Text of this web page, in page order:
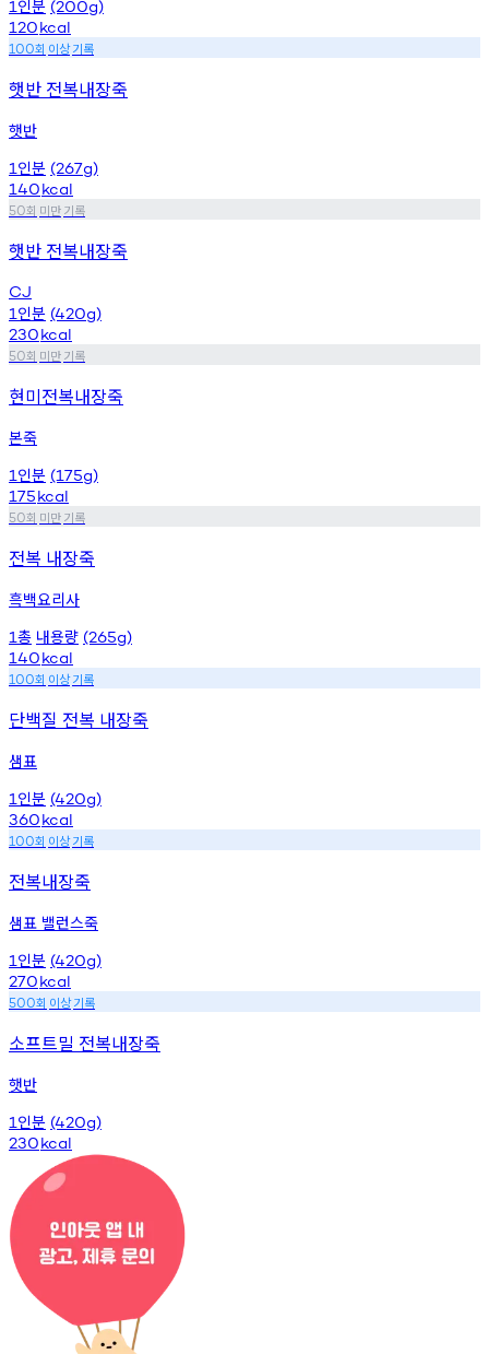
1 인분 (200g)
120kcal
100회 이상기록
햇반 전복내장죽
햇반
1 인분 (267g)
140kcal
50회 미만기록
햇반 전복내장죽
CJ
1 인분 (420g)
230kcal
50회 미만기록
현미전복내장죽
본죽
1 인분 (175g)
175kcal
50회 미만기록
전복 내장죽
흑백요리사
1총 내용량 (265g)
140kcal
100회 이상기록
단백질 전복 내장죽
샘표
1 인분 (420g)
360kcal
100회 이상기록
전복내장죽
샘표 밸런스죽
1 인분 (420g)
270kcal
500회 이상기록
소프트밀 전복내장죽
햇반
1 인분 (420g)
230kcal